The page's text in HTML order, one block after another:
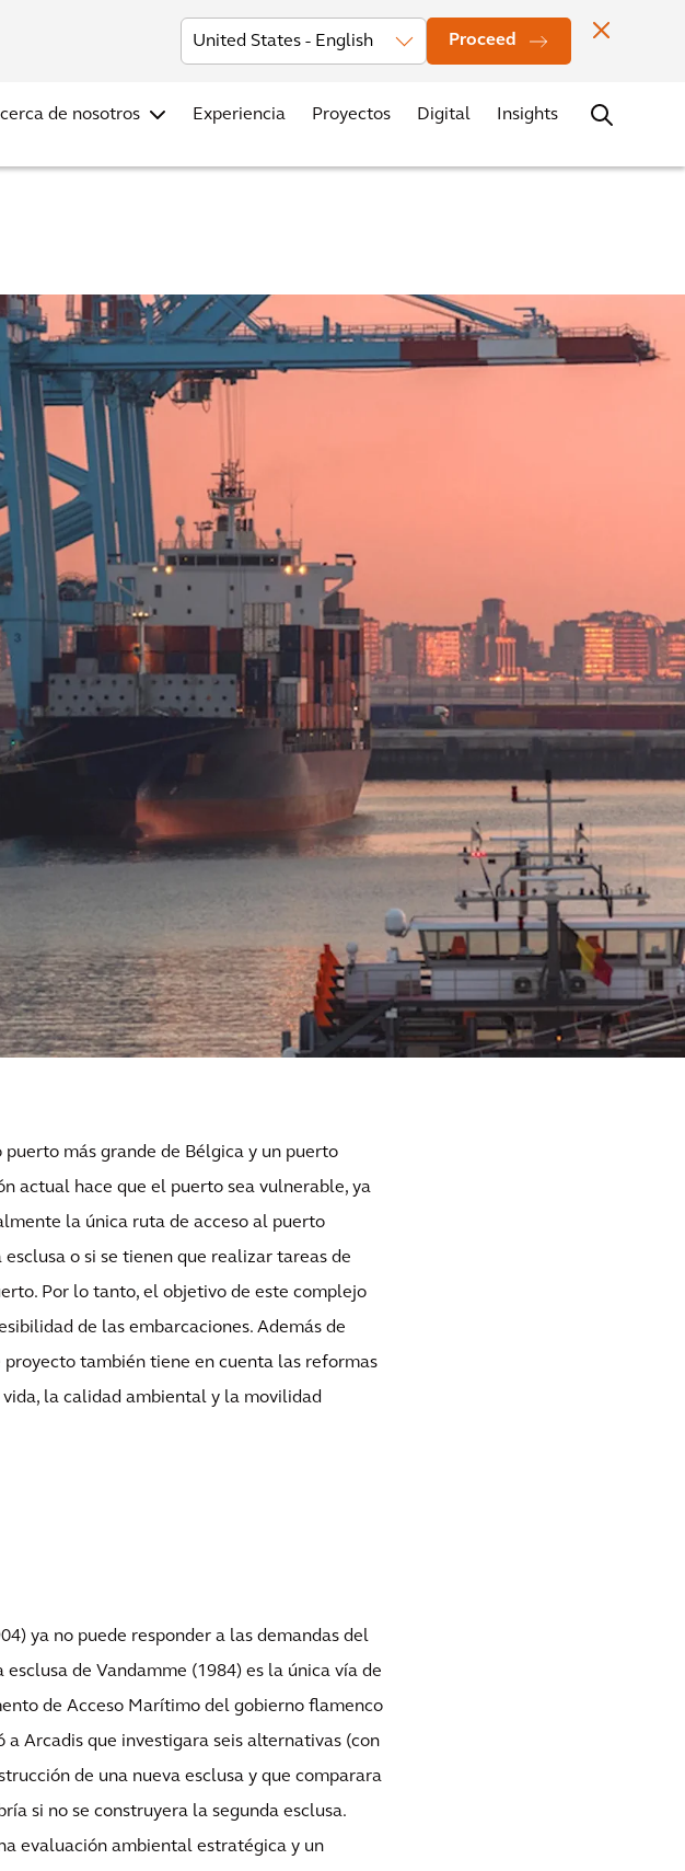
Proceed
Investors Noticias Oficinas Trabaja con nosotros
de nosotros Experiencia Proyectos Digital Insights
más grande de Bélgica y un puerto
actual hace que el puerto sea vulnerable, ya
la única ruta de acceso al puerto
o si se tienen que realizar tareas de
Por lo tanto, el objetivo de este complejo
de las embarcaciones. Además de
también tiene en cuenta las reformas
la calidad ambiental y la movilidad
ya no puede responder a las demandas del
de Vandamme (1984) es la única vía de
de Acceso Marítimo del gobierno flamenco
Arcadis que investigara seis alternativas (con
de una nueva esclusa y que comparara
si no se construyera la segunda esclusa.
evaluación ambiental estratégica y un